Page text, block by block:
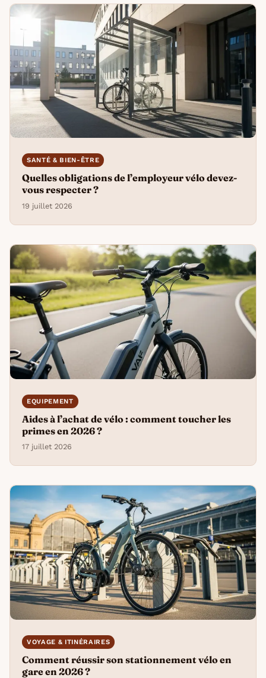
SANTÉ & BIEN-ÊTRE
Quelles obligations de l’employeur vélo devez-
vous respecter ?
19 juillet 2026
EQUIPEMENT
Aides à l’achat de vélo : comment toucher les
primes en 2026 ?
17 juillet 2026
VOYAGE & ITINÉRAIRES
Comment réussir son stationnement vélo en
gare en 2026 ?